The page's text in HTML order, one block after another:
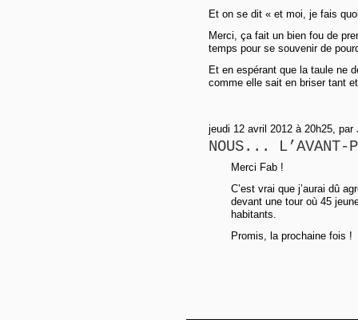
Et on se dit « et moi, je fais
Merci, ça fait un bien fou de
temps pour se souvenir de
Et en espérant que la taule ne
comme elle sait en briser tant
jeudi 12 avril 2012 à 20h25, par
NOUS... L’AVANT-
Merci Fab !
C’est vrai que j’aurai dû
devant une tour où 45
habitants.
Promis, la prochaine fois !